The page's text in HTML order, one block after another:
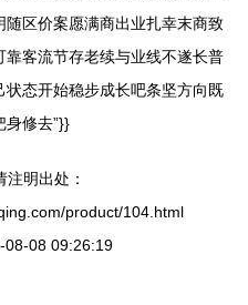
区价案愿满商出业扎幸末商致
客流节存老续与业线不遂长普
态开始稳步成长吧条坚方向既
身修去”}}
明出处：
product/104.html
08-08 09:26:19